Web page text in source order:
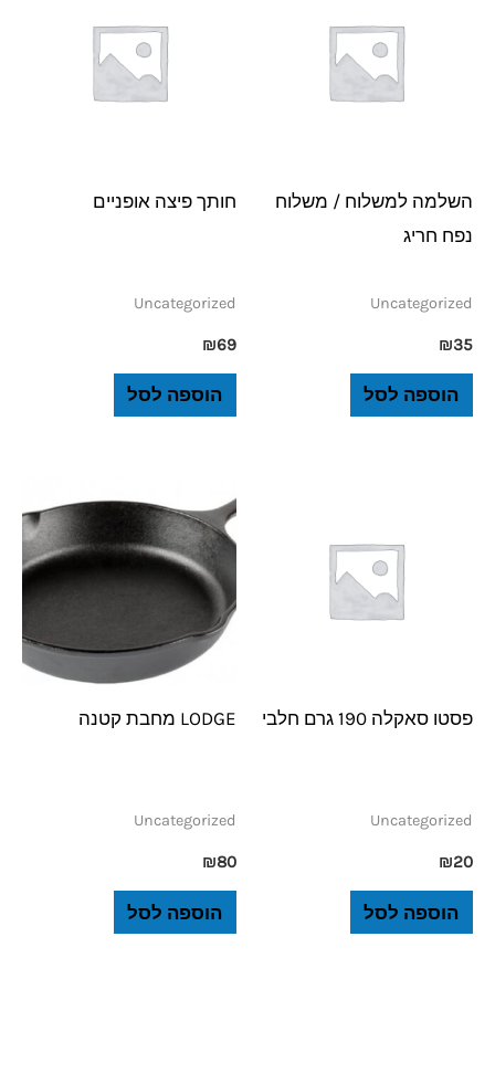
השלמה למשלוח / משלוח
נפח חריג
Uncategorized
₪35
הוספה לסל
חותך פיצה אופניים
Uncategorized
₪69
הוספה לסל
פסטו סאקלה 190 גרם חלבי
Uncategorized
₪20
הוספה לסל
LODGE מחבת קטנה
Uncategorized
₪80
הוספה לסל